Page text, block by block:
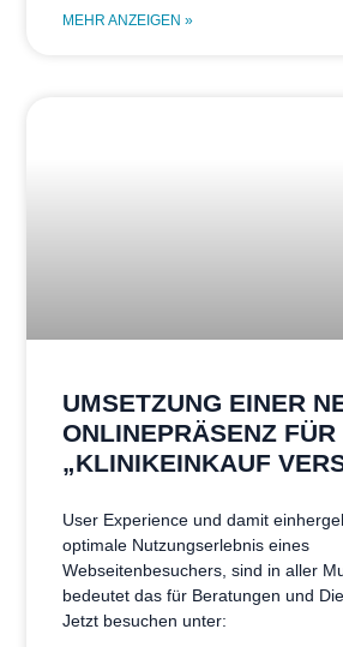
MEHR ANZEIGEN »
UMSETZUNG EINER
ONLINEPRÄSENZ FÜR
„KLINIKEINKAUF
User Experience und damit
optimale Nutzungserlebnis eines
Webseitenbesuchers, sind in aller
bedeutet das für Beratungen und
Jetzt besuchen unter: